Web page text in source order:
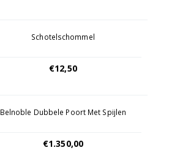
Schotelschommel
€12,50
Belnoble Dubbele Poort Met Spijlen
€1.350,00